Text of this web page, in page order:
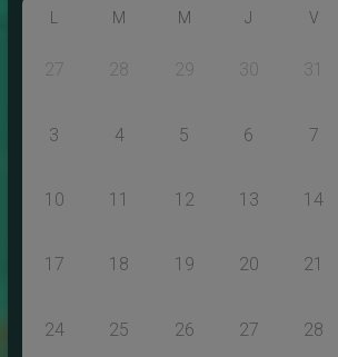
M M J V
27 28 29 30 31
3 4 5 6 7
10 11 12 13 14
17 18 19 20 21
24 25 26 27 28